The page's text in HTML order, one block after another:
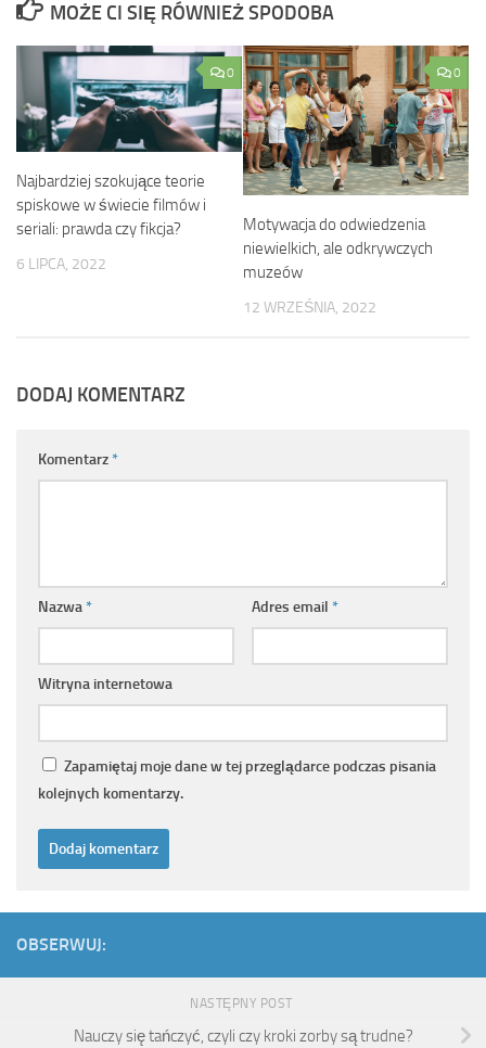
MOŻE CI SIĘ RÓWNIEŻ SPODOBA
0
Najbardziej szokujące teorie
spiskowe w świecie filmów i
seriali: prawda czy fikcja?
6 LIPCA, 2022
0
Motywacja do odwiedzenia
niewielkich, ale odkrywczych
muzeów
12 WRZEŚNIA, 2022
DODAJ KOMENTARZ
Komentarz*
Nazwa* Adres email *
Witryna internetowa
Zapamiętaj moje dane w tej przeglądarce podczas pisania
kolejnych komentarzy.
OBSERWUJ:
NASTĘPNY POST
Nauczy się tańczyć, czyli czy kroki zorby są trudne?